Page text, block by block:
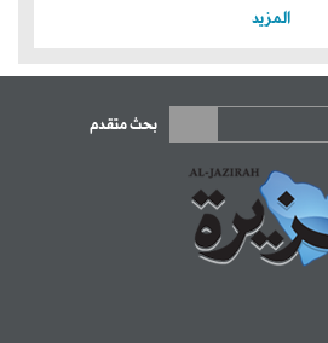
المزيد
بحث متقدم